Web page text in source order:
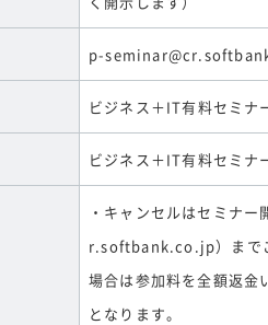
p-
ビジネス＋IT有料セミナ
ビジネス＋IT有料セミナ
・キャンセルはセミナ
r.softbank.co.jp）まで
場合は参加料を全額返金
となります。